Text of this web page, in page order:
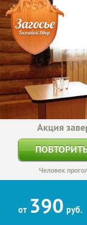
Акция
Человек
от 390 руб.